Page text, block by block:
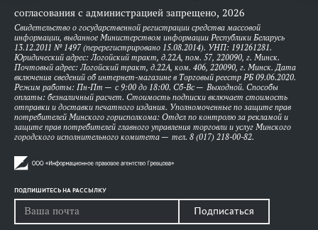
согласования с администрацией запрещено, 2026
Свидетельство о государственной регистрации средства массовой
информации, выданное Министерством информации Республики Беларусь
13.12.2011 № 1497 (перерегистрировано 15.08.2014). УНП: 191261281.
Юридический адрес: Логойский тракт, д.22А, пом. 57, 220090, г. Минск.
Почтовый адрес: Логойский тракт, д.22А, ком. 406, 220090, г. Минск. Дата
включения сведений об интернет-магазине в Торговый реестр РБ 09.06.2020.
Режим работы: Пн-Пт — с 9:00 до 18:00. Сб-Вс — Выходной. Способы
оплаты: безналичный расчет. Стоимость подписки включает стоимость
отправки и доставки печатного издания. Уполномоченные по защите прав
потребителей Минского горисполкома: Отдел по контролю за рекламой и
защите прав потребителей главного управления торговли и услуг Минского
городского исполнительного комитета — тел. 8 (017) 218-00-82.
ПОДПИШИТЕСЬ НА РАССЫЛКУ
Подписаться